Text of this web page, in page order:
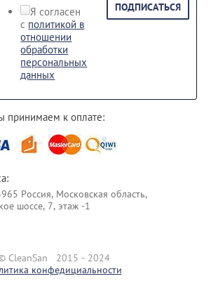
Я согласен
с политикой в
отношении
обработки
персональных
данных
ПОДПИСАТЬСЯ
принимаем к оплате:
Россия, Московская область,
шоссе, 7, этаж -1
CleanSan 2015 - 2024
конфедициальности